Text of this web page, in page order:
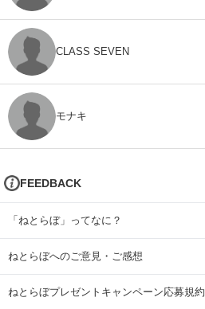
CLASS SEVEN
モナキ
FEEDBACK
「ねとらぼ」ってなに？
ねとらぼへのご意見・ご感想
ねとらぼプレゼントキャンペーン応募規約